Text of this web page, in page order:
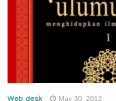
May 30, 2012